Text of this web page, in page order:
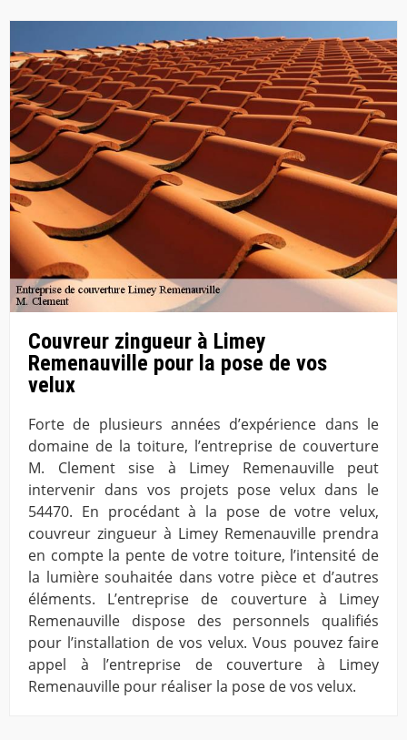
Couvreur zingueur à Limey
Remenauville pour la pose de vos
velux
Forte de plusieurs années d’expérience dans le
domaine de la toiture, l’entreprise de couverture
M. Clement sise à Limey Remenauville peut
intervenir dans vos projets pose velux dans le
54470. En procédant à la pose de votre velux,
couvreur zingueur à Limey Remenauville prendra
en compte la pente de votre toiture, l’intensité de
la lumière souhaitée dans votre pièce et d’autres
éléments. L’entreprise de couverture à Limey
Remenauville dispose des personnels qualifiés
pour l’installation de vos velux. Vous pouvez faire
appel à l’entreprise de couverture à Limey
Remenauville pour réaliser la pose de vos velux.